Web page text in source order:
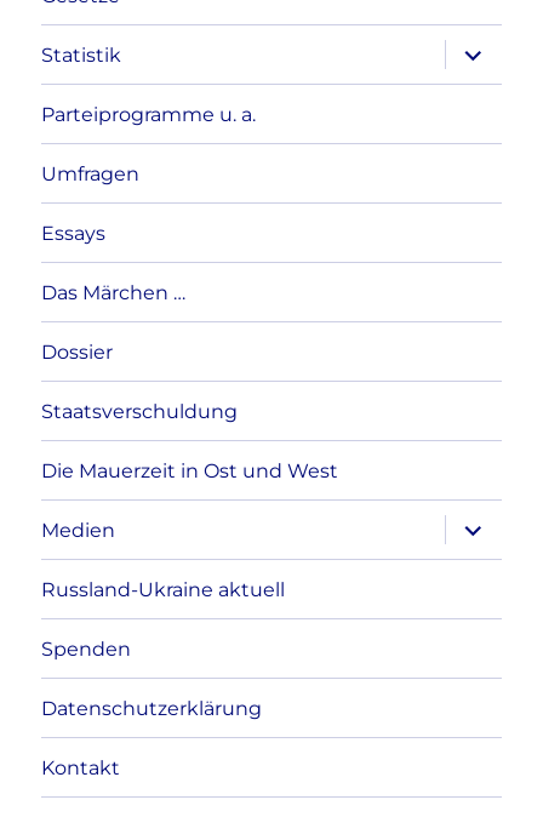
Statistik
anzeigen
Parteiprogramme u. a.
Umfragen
Essays
Das Märchen …
Dossier
Staatsverschuldung
Die Mauerzeit in Ost und West
Medien
anzeigen
Russland-Ukraine aktuell
Spenden
Datenschutzerklärung
Kontakt